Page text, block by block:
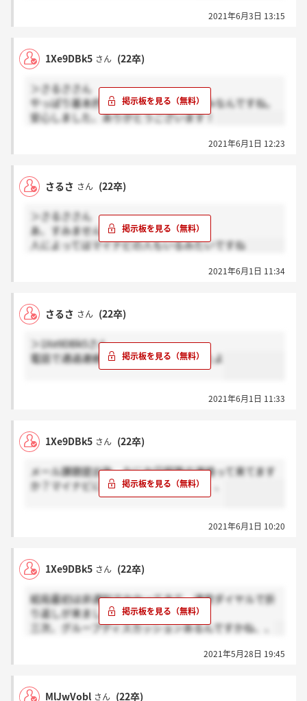
2021年6月3日 13:15
1Xe9DBk5 さん (22卒)
＞さるささん
やっぱり基本的には電話口での連絡のみなんですね。
安心しました、ありがとうございます！
2021年6月1日 12:23
さるさ さん (22卒)
＞さるささん
あ、すみません
人によってはマイナビの人もいるみたいですね
2021年6月1日 11:34
さるさ さん (22卒)
＞1Xe9DBk5さん
電話で通過連絡の時に日程仰ってましたよ
2021年6月1日 11:33
1Xe9DBk5 さん (22卒)
メール課題提出後、なにか日程等の連絡って来てます
か？マイナビにも何も届いていなくて、、
2021年6月1日 10:20
1Xe9DBk5 さん (22卒)
結局最初は非通知でかかってきて、通常ダイヤルで折
り返しが来ました！
三次、グループディスカッションあるんですかね、、
2021年5月28日 19:45
MlJwVobl さん (22卒)